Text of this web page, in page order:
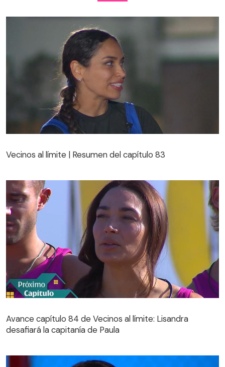
Vecinos al límite | Resumen del capítulo 83
desafiará la capitanía de Paula
Avance capítulo 84 de Vecinos al límite: Lisandra
desafiará la capitanía de Paula